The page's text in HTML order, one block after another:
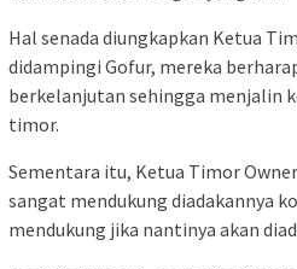
Hal senada diungkapkan Ketua
didampingi Gofur, mereka
berkelanjutan sehingga menjalin
timor.
Sementara itu, Ketua Timor
sangat mendukung diadakannya
mendukung jika nantinya akan